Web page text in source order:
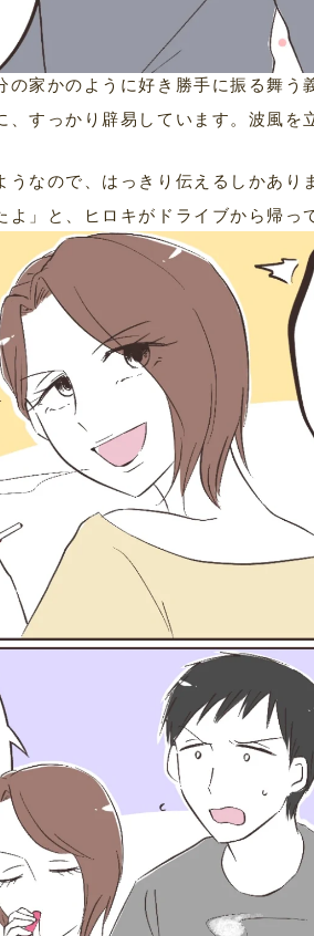
家かのように好き勝手に振る舞う
すっかり辟易しています。波風を
なので、はっきり伝えるしかあり
」と、ヒロキがドライブから帰っ